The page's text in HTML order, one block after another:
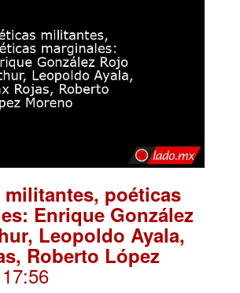
militantes, poéticas
Enrique González
Leopoldo Ayala,
Roberto López